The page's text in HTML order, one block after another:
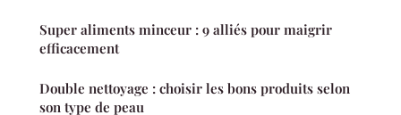
Super aliments minceur : 9 alliés pour maigrir
efficacement
Double nettoyage : choisir les bons produits selon
son type de peau